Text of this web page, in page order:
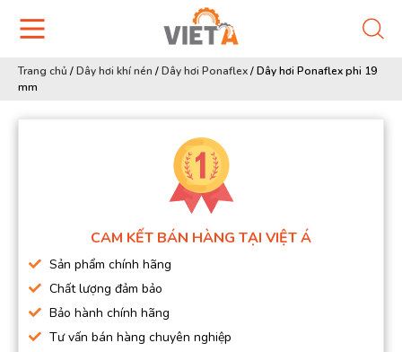
Trang chủ /Dây hơi khí nén /Dây hơi Ponaflex/Dây hơi Ponaflex phi 19
mm
CAM KẾT BÁN HÀNG TẠI VIỆT Á
Sản phẩm chính hãng
Chất lượng đảm bảo
Bảo hành chính hãng
Tư vấn bán hàng chuyên nghiệp